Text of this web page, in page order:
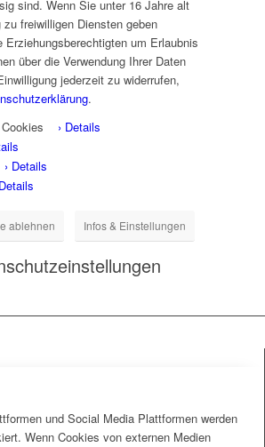
sind. Wenn Sie unter 16 Jahre alt
freiwilligen Diensten geben
um Erlaubnis
über die Verwendung Ihrer Daten
jederzeit zu widerrufen,
.
Cookies › Details
› Details
ablehnen Infos & Einstellungen
und Social Media Plattformen werden
Wenn Cookies von externen Medien